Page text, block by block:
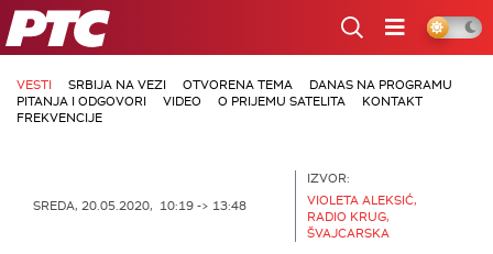
RTS
VESTI SRBIJA NA VEZI OTVORENA TEMA
DANAS NA PROGRAMU
PITANJA I ODGOVORI
VIDEO O PRIJEMU SATELITA
KONTAKT
FREKVENCIJE
SREDA, 20.05.2020, 10:19 -> 13:48
IZVOR:
VIOLETA ALEKSIĆ,
RADIO KRUG,
ŠVAJCARSKA